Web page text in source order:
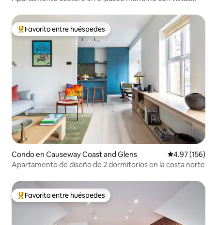
Favorito entre huéspedes preferido
Favorito entre huéspedes
Condo en Causeway Coast and Glens Calificación
4.97 (156)
Apartamento de diseño de 2 dormitorios en la costa norte
Favorito entre huéspedes preferido
Favorito entre huéspedes